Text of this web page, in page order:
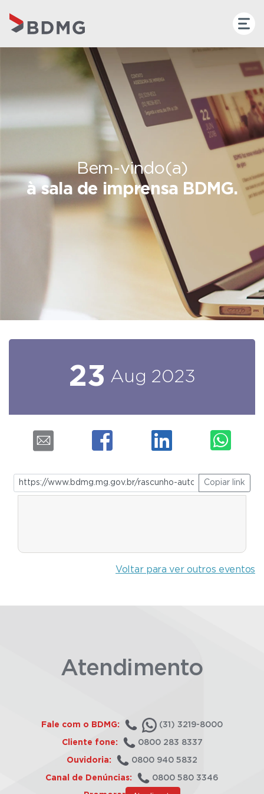
Bem-vindo(a)
à sala de imprensa BDMG.
23 Aug 2023
Copiar link
Voltar para ver outros eventos
Atendimento
Fale com o BDMG: (31) 3219-8000
Cliente fone: 0800 283 8337
Ouvidoria: 0800 940 5832
Canal de Denúncias: 0800 580 3346